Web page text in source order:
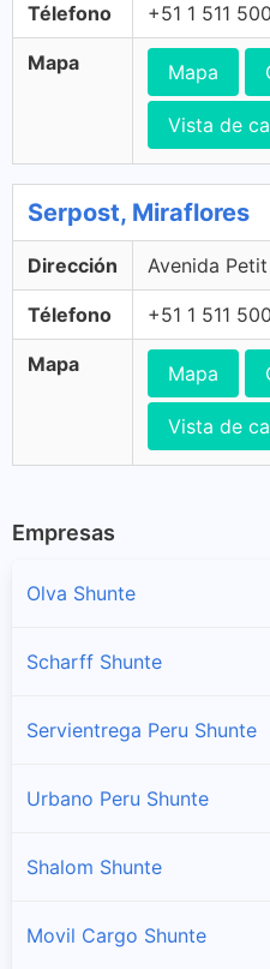
Télefono +51 1 511
Mapa Mapa
Vista de
Serpost, Miraflores
Dirección Avenida
Télefono +51 1 511
Mapa Mapa
Vista de
Empresas
Olva Shunte
Scharff Shunte
Servientrega Peru Shunte
Urbano Peru Shunte
Shalom Shunte
Movil Cargo Shunte